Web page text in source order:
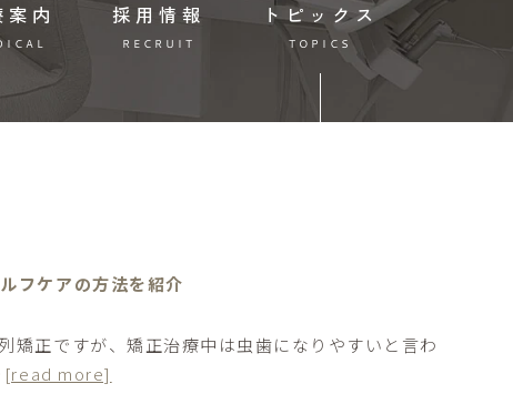
案内 採用情報
RECRUIT
トピックス
TOPICS
フケアの方法を紹介
矯正ですが、矯正治療中は虫歯になりやすいと言わ
[read more]